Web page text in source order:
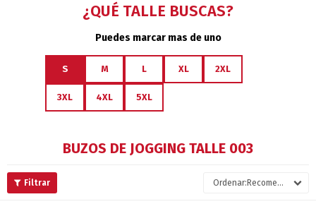
¿QUÉ TALLE BUSCAS?
Puedes marcar mas de uno
S M L XL 2XL
3XL 4XL 5XL
BUZOS DE JOGGING TALLE 003
Recomendados